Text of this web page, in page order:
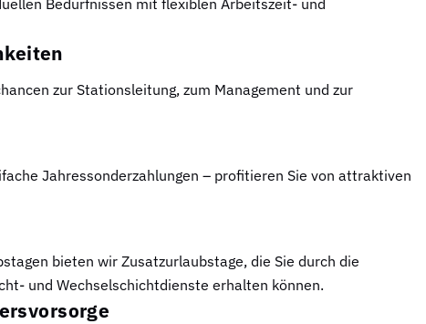
zur Stationsleitung, zum Management und zur
Jahressonderzahlungen – profitieren Sie von attraktiven
bieten wir Zusatzurlaubstage, die Sie durch die
und Wechselschichtdienste erhalten können.